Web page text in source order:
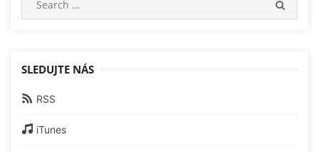
SLEDUJTE NÁS
RSS
iTunes